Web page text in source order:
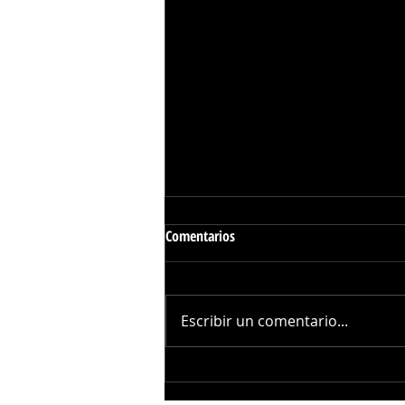
Ofrecerán Traslados Gratuitos a
Comentarios
Escribir un comentario...